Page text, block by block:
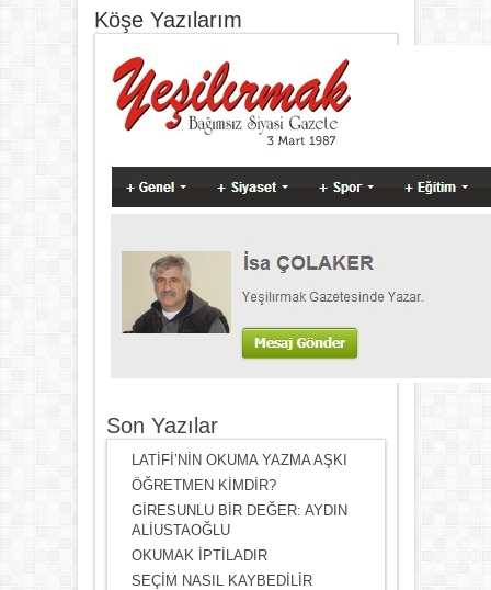
Köşe Yazılarım
Son Yazılar
LATİFİ’NİN OKUMA YAZMA AŞKI
ÖĞRETMEN KİMDİR?
GİRESUNLU BİR DEĞER: AYDIN
ALİUSTAOĞLU
OKUMAK İPTİLADIR
SEÇİM NASIL KAYBEDİLİR